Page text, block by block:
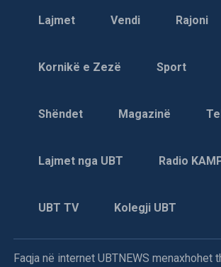
Lajmet Vendi Rajoni
Kornikë e Zezë Sport
Shëndet Magazinë
Lajmet nga UBT Radio
UBT TV Kolegji UBT
Faqja në internet UBTNEWS menaxhohet